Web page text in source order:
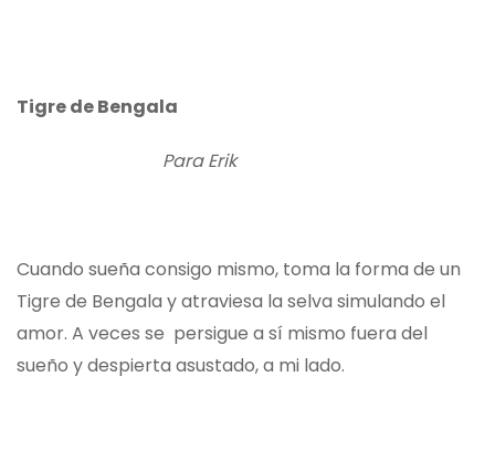
Tigre de Bengala
Para Erik
Cuando sueña consigo mismo, toma la forma de un
Tigre de Bengala y atraviesa la selva simulando el
amor. A veces se persigue a sí mismo fuera del
sueño y despierta asustado, a mi lado.